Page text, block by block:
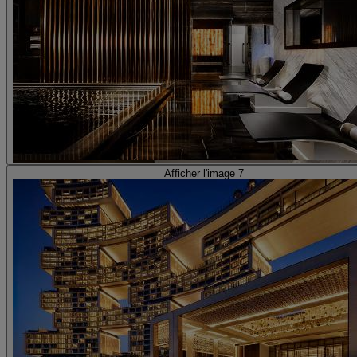
Afficher l'image 7